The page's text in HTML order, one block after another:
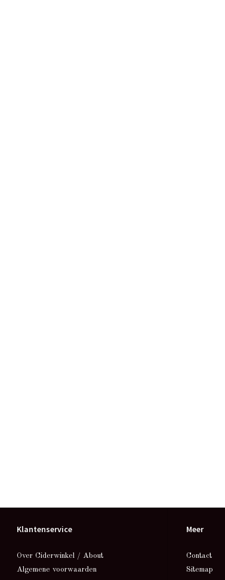
Klantenservice
Over Ciderwinkel / About
Algemene voorwaarden
Meer
Contact
Sitemap